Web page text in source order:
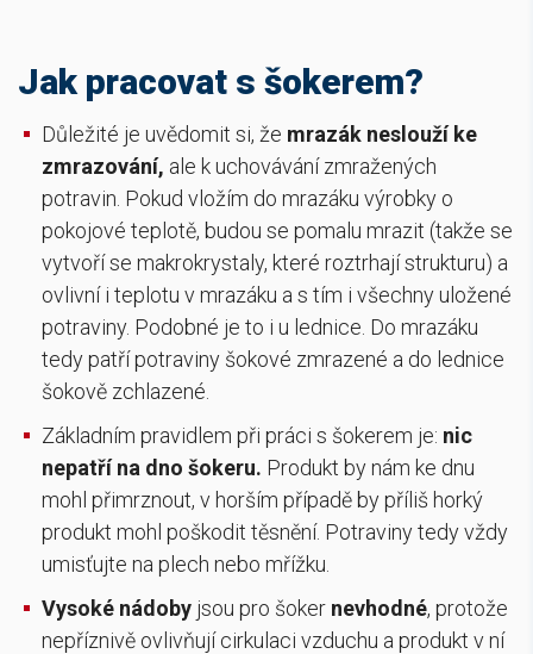
Jak pracovat s šokerem?
Důležité je uvědomit si, že mrazák neslouží ke
zmrazování, ale k uchovávání zmražených
potravin. Pokud vložím do mrazáku výrobky o
pokojové teplotě, budou se pomalu mrazit (takže se
vytvoří se makrokrystaly, které roztrhají strukturu) a
ovlivní i teplotu v mrazáku a s tím i všechny uložené
potraviny. Podobné je to i u lednice. Do mrazáku
tedy patří potraviny šokové zmrazené a do lednice
šokově zchlazené.
Základním pravidlem při práci s šokerem je: nic
nepatří na dno šokeru. Produkt by nám ke dnu
mohl přimrznout, v horším případě by příliš horký
produkt mohl poškodit těsnění. Potraviny tedy vždy
umisťujte na plech nebo mřížku.
Vysoké nádoby jsou pro šoker nevhodné, protože
nepříznivě ovlivňují cirkulaci vzduchu a produkt v ní